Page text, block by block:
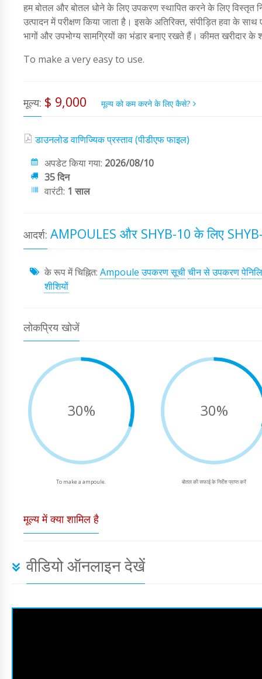
हम बोतल और बोतल धोने के लिए उपकरण स्थापित करने के लिए विस्तृत
उत्पादन में परीक्षण किया जाता है। इसके अतिरिक्त, संपीड़ित हवा के
भागों और उपभोग्य सामग्रियों का भंडार बनाए रखते हैं। कीमत खरीदार के
To make a very easy to use.
मूल्य: $ 9,000 मूल्य को कम करने के लिए कैसे?
डाउनलोड वाणिज्यिक प्रस्ताव (पीडीएफ फाइल)
अपडेट किया गया: 2026/08/10
35 दिन
वारंटी: 1 साल
आदर्श: AMPOULES और SHYB-10 के लिए
के रूप में चिह्नित: Ampoule उपकरण सूचीचीन से उपकरण
शीशियों
लोकप्रिय खोजें
30%
To make a ampoule.
30%
बोतल की सफाई के निर्देश प्राप्त करें
मूल्य में क्या शामिल है
वीडियो ऑनलाइन देखें